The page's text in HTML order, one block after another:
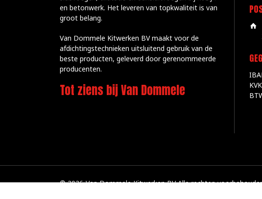
en betonwerk. Het leveren van topkwaliteit is van
groot belang.
Van Dommele Kitwerken BV maakt voor de
afdichtingstechnieken uitsluitend gebruik van de
beste producten, geleverd door gerenommeerde
producenten.
Tot ziens bij Van Dommele
© 2026 Van Dommele Kitwerken BV Alle rechten